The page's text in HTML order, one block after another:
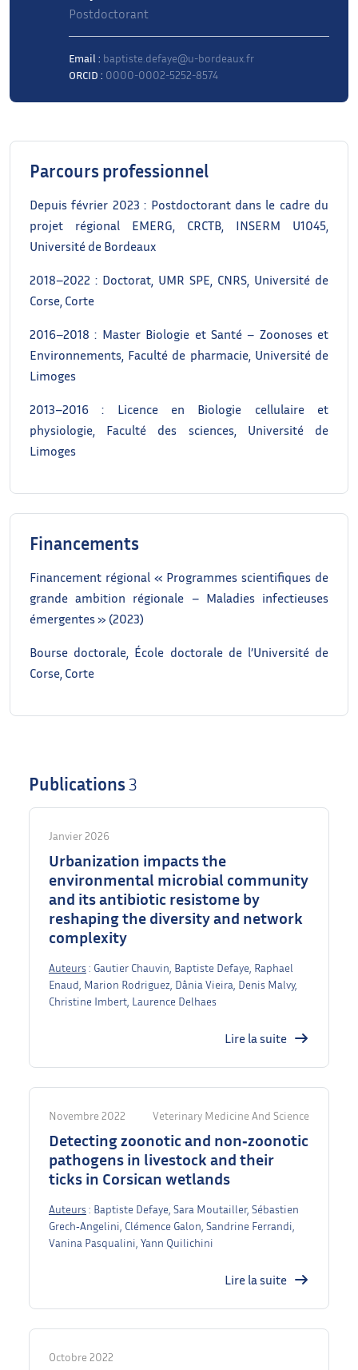
Postdoctorant
Email : baptiste.defaye@u-bordeaux.fr
ORCID : 0000-0002-5252-8574
Parcours professionnel
Depuis février 2023 : Postdoctorant dans le cadre du
projet régional EMERG, CRCTB, INSERM U1045,
Université de Bordeaux
2018–2022 : Doctorat, UMR SPE, CNRS, Université de
Corse, Corte
2016–2018 : Master Biologie et Santé – Zoonoses et
Environnements, Faculté de pharmacie, Université de
Limoges
2013–2016 : Licence en Biologie cellulaire et
physiologie, Faculté des sciences, Université de
Limoges
Financements
Financement régional « Programmes scientifiques de
grande ambition régionale – Maladies infectieuses
émergentes » (2023)
Bourse doctorale, École doctorale de l’Université de
Corse, Corte
Publications3
Janvier 2026
Urbanization impacts the
environmental microbial community
and its antibiotic resistome by
reshaping the diversity and network
complexity
Auteurs : Gautier Chauvin, Baptiste Defaye, Raphael
Enaud, Marion Rodriguez, Dânia Vieira, Denis Malvy,
Christine Imbert, Laurence Delhaes
Lire la suite
Novembre 2022 Veterinary Medicine And Science
Detecting zoonotic and non‐zoonotic
pathogens in livestock and their
ticks in Corsican wetlands
Auteurs : Baptiste Defaye, Sara Moutailler, Sébastien
Grech‐Angelini, Clémence Galon, Sandrine Ferrandi,
Vanina Pasqualini, Yann Quilichini
Lire la suite
Octobre 2022